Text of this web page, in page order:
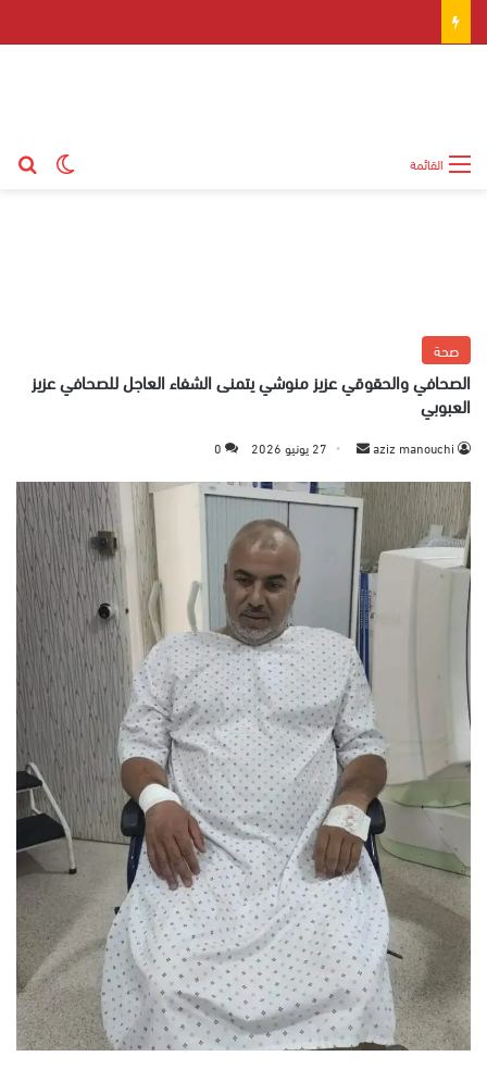
القائمة
صحة
الصحافي والحقوقي عزيز منوشي يتمنى الشفاء العاجل للصحافي عزيز
العبوبي
aziz manouchi
س
ل
ب
ر
د
ا
إ
ل
ك
ت
ر
و
ن
ي
ا
27 يونيو 2026 0